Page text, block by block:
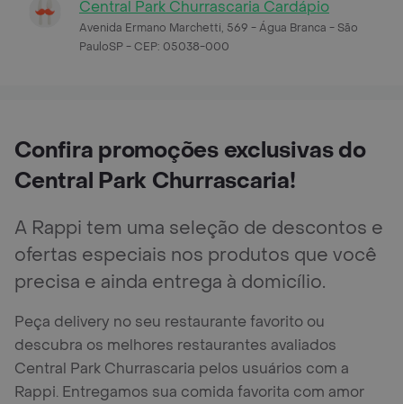
Central Park Churrascaria Cardápio
Avenida Ermano Marchetti, 569 - Água Branca - São
PauloSP - CEP: 05038-000
Confira promoções exclusivas do
Central Park Churrascaria!
A Rappi tem uma seleção de descontos e
ofertas especiais nos produtos que você
precisa e ainda entrega à domicílio.
Peça delivery no seu restaurante favorito ou
descubra os melhores restaurantes avaliados
Central Park Churrascaria pelos usuários com a
Rappi. Entregamos sua comida favorita com amor